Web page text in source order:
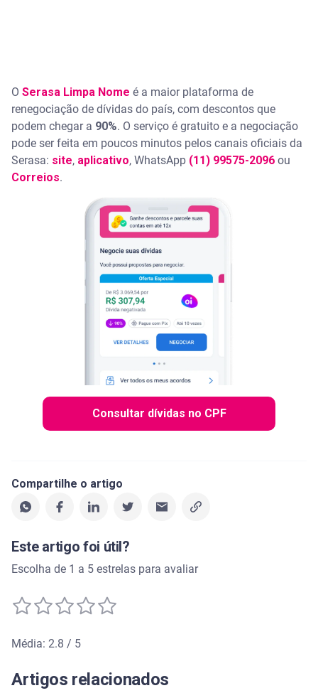
O Serasa Limpa Nome é a maior plataforma de
renegociação de dívidas do país, com descontos que
podem chegar a 90%. O serviço é gratuito e a negociação
pode ser feita em poucos minutos pelos canais oficiais da
Serasa: site, aplicativo, WhatsApp (11) 99575-2096 ou
Correios.
Consultar dívidas no CPF
Compartilhe o artigo
Este artigo foi útil?
Escolha de 1 a 5 estrelas para avaliar
Média: 2.8 / 5
Artigos relacionados